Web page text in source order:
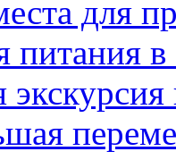
для
питания в